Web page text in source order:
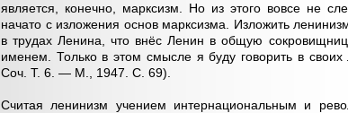
является, конечно, марксизм. Но из этого вовсе не
начато с изложения основ марксизма. Изложить
в трудах Ленина, что внёс Ленин в общую
именем. Только в этом смысле я буду говорить в
Соч. Т. 6. — М., 1947. С. 69).
Считая ленинизм учением интернациональным и